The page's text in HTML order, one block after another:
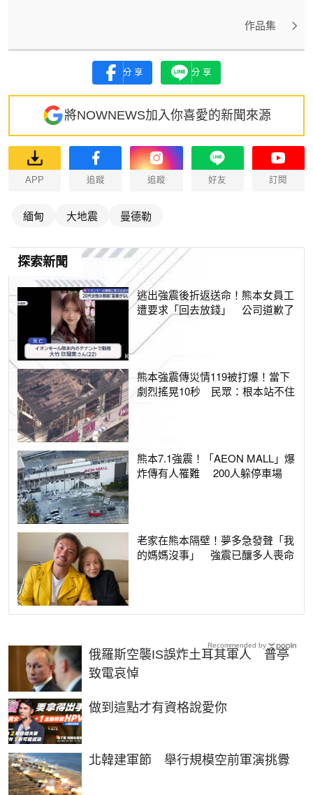
作品集
分享 分享
將NOWNEWS加入你喜愛的新聞來源
APP 追蹤 追蹤 好友 訂閱
緬甸 大地震 曼德勒
探索新聞
逃出強震後折返送命！熊本女員工
遭要求「回去放錢」 公司道歉了
熊本強震傳災情119被打爆！當下
劇烈搖晃10秒 民眾：根本站不住
熊本7.1強震！「AEON MALL」爆
炸傳有人罹難 200人躲停車場
老家在熊本隔壁！夢多急發聲「我
的媽媽沒事」 強震已釀多人喪命
俄羅斯空襲IS誤炸土耳其軍人 普亭
致電哀悼
做到這點才有資格說愛你
PR
北韓建軍節 舉行規模空前軍演挑釁
Recommended by